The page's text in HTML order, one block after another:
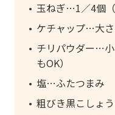
玉ねぎ
1／4個
ケチャップ
大
チリパウダー
もOK）
塩
ふたつまみ
粗びき黒こしょう